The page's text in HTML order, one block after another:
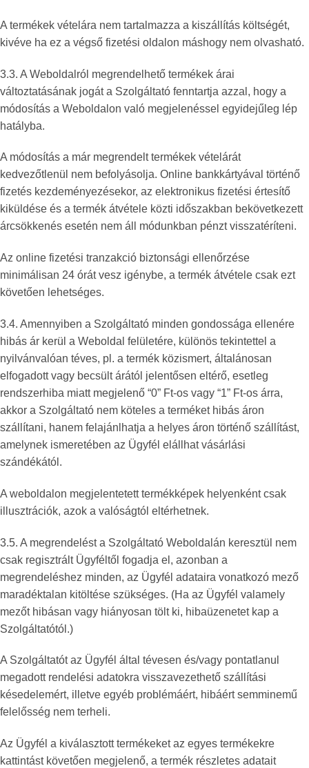
A termékek vételára nem tartalmazza a kiszállítás költségét,
kivéve ha ez a végső fizetési oldalon máshogy nem olvasható.
3.3. A Weboldalról megrendelhető termékek árai
változtatásának jogát a Szolgáltató fenntartja azzal, hogy a
módosítás a Weboldalon való megjelenéssel egyidejűleg lép
hatályba.
A módosítás a már megrendelt termékek vételárát
kedvezőtlenül nem befolyásolja. Online bankkártyával történő
fizetés kezdeményezésekor, az elektronikus fizetési értesítő
kiküldése és a termék átvétele közti időszakban bekövetkezett
árcsökkenés esetén nem áll módunkban pénzt visszatéríteni.
Az online fizetési tranzakció biztonsági ellenőrzése
minimálisan 24 órát vesz igénybe, a termék átvétele csak ezt
követően lehetséges.
3.4. Amennyiben a Szolgáltató minden gondossága ellenére
hibás ár kerül a Weboldal felületére, különös tekintettel a
nyilvánvalóan téves, pl. a termék közismert, általánosan
elfogadott vagy becsült árától jelentősen eltérő, esetleg
rendszerhiba miatt megjelenő “0” Ft-os vagy “1” Ft-os árra,
akkor a Szolgáltató nem köteles a terméket hibás áron
szállítani, hanem felajánlhatja a helyes áron történő szállítást,
amelynek ismeretében az Ügyfél elállhat vásárlási
szándékától.
A weboldalon megjelentetett termékképek helyenként csak
illusztrációk, azok a valóságtól eltérhetnek.
3.5. A megrendelést a Szolgáltató Weboldalán keresztül nem
csak regisztrált Ügyféltől fogadja el, azonban a
megrendeléshez minden, az Ügyfél adataira vonatkozó mező
maradéktalan kitöltése szükséges. (Ha az Ügyfél valamely
mezőt hibásan vagy hiányosan tölt ki, hibaüzenetet kap a
Szolgáltatótól.)
A Szolgáltatót az Ügyfél által tévesen és/vagy pontatlanul
megadott rendelési adatokra visszavezethető szállítási
késedelemért, illetve egyéb problémáért, hibáért semminemű
felelősség nem terheli.
Az Ügyfél a kiválasztott termékeket az egyes termékekre
kattintást követően megjelenő, a termék részletes adatait